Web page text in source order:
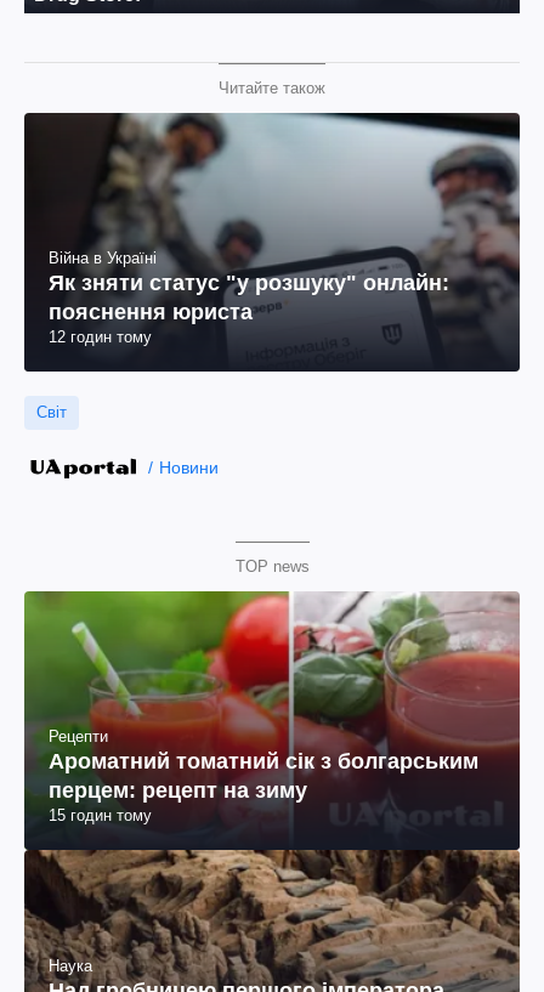
Читайте також
Війна в Україні
Як зняти статус "у розшуку" онлайн:
пояснення юриста
12 годин тому
Світ
Новини
TOP news
Рецепти
Ароматний томатний сік з болгарським
перцем: рецепт на зиму
15 годин тому
Наука